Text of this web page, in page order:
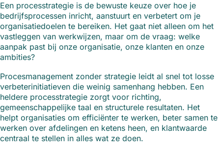
Een processtrategie is de bewuste keuze over hoe je
bedrijfsprocessen inricht, aanstuurt en verbetert om je
organisatiedoelen te bereiken. Het gaat niet alleen om het
vastleggen van werkwijzen, maar om de vraag: welke
aanpak past bij onze organisatie, onze klanten en onze
ambities?
Procesmanagement zonder strategie leidt al snel tot losse
verbeterinitiatieven die weinig samenhang hebben. Een
heldere processtrategie zorgt voor richting,
gemeenschappelijke taal en structurele resultaten. Het
helpt organisaties om efficiënter te werken, beter samen te
werken over afdelingen en ketens heen, en klantwaarde
centraal te stellen in alles wat ze doen.